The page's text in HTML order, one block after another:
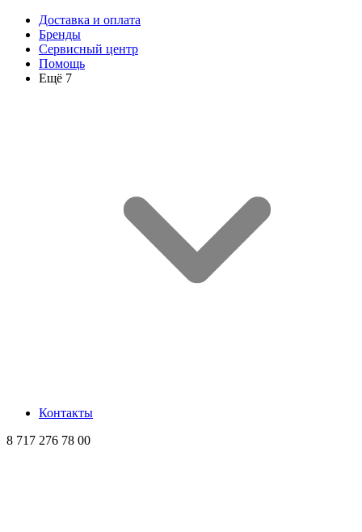
Доставка и оплата
Бренды
Сервисный центр
Помощь
Ещё 7
Контакты
8 717 276 78 00